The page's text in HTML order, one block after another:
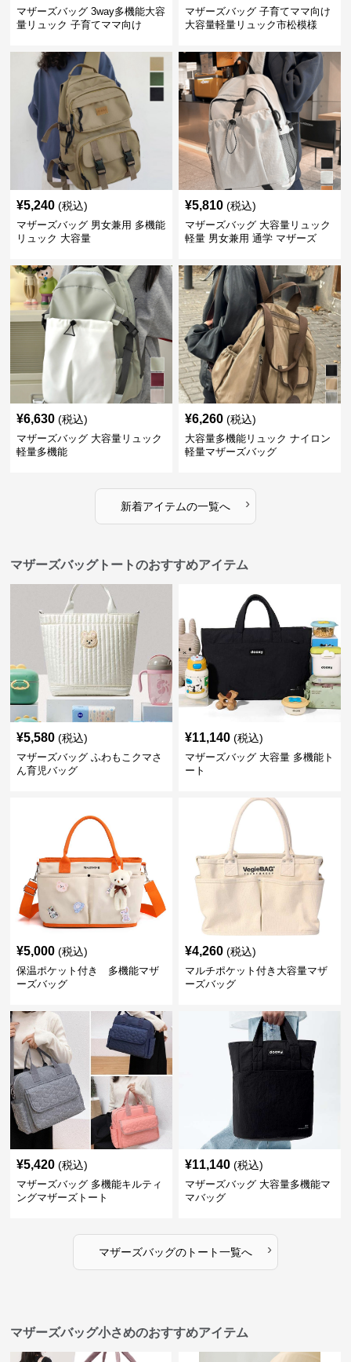
マザーズバッグ 3way多機能大容
量リュック 子育てママ向け
マザーズバッグ 子育てママ向け
大容量軽量リュック市松模様
¥5,240 (税込)
マザーズバッグ 男女兼用 多機能
リュック 大容量
¥5,810 (税込)
マザーズバッグ 大容量リュック
軽量 男女兼用 通学 マザーズ
¥6,630 (税込)
マザーズバッグ 大容量リュック
軽量多機能
¥6,260 (税込)
大容量多機能リュック ナイロン
軽量マザーズバッグ
新着アイテムの一覧へ ›
マザーズバッグトートのおすすめアイテム
¥5,580 (税込)
マザーズバッグ ふわもこクマさ
ん育児バッグ
¥11,140 (税込)
マザーズバッグ 大容量 多機能ト
ート
¥5,000 (税込)
保温ポケット付き 多機能マザ
ーズバッグ
¥4,260 (税込)
マルチポケット付き大容量マザ
ーズバッグ
¥5,420 (税込)
マザーズバッグ 多機能キルティ
ングマザーズトート
¥11,140 (税込)
マザーズバッグ 大容量多機能マ
マバッグ
マザーズバッグのトート一覧へ ›
マザーズバッグ小さめのおすすめアイテム